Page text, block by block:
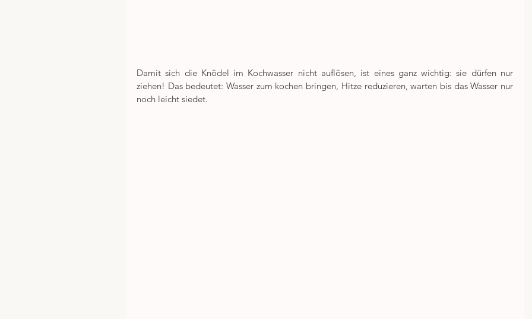
Damit sich die Knödel im Kochwasser nicht auflösen, ist eines ganz wichtig: sie dürfen nur
ziehen! Das bedeutet: Wasser zum kochen bringen, Hitze reduzieren, warten bis das Wasser nur
noch leicht siedet.